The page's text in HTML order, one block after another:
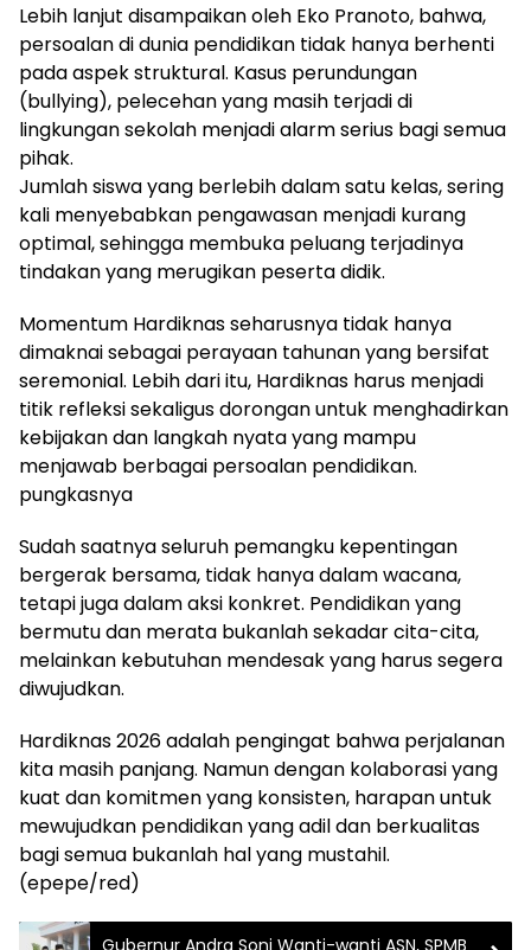
Lebih lanjut disampaikan oleh Eko Pranoto, bahwa,
persoalan di dunia pendidikan tidak hanya berhenti
pada aspek struktural. Kasus perundungan
(bullying), pelecehan yang masih terjadi di
lingkungan sekolah menjadi alarm serius bagi semua
pihak.
Jumlah siswa yang berlebih dalam satu kelas, sering
kali menyebabkan pengawasan menjadi kurang
optimal, sehingga membuka peluang terjadinya
tindakan yang merugikan peserta didik.
Momentum Hardiknas seharusnya tidak hanya
dimaknai sebagai perayaan tahunan yang bersifat
seremonial. Lebih dari itu, Hardiknas harus menjadi
titik refleksi sekaligus dorongan untuk menghadirkan
kebijakan dan langkah nyata yang mampu
menjawab berbagai persoalan pendidikan.
pungkasnya
Sudah saatnya seluruh pemangku kepentingan
bergerak bersama, tidak hanya dalam wacana,
tetapi juga dalam aksi konkret. Pendidikan yang
bermutu dan merata bukanlah sekadar cita-cita,
melainkan kebutuhan mendesak yang harus segera
diwujudkan.
Hardiknas 2026 adalah pengingat bahwa perjalanan
kita masih panjang. Namun dengan kolaborasi yang
kuat dan komitmen yang konsisten, harapan untuk
mewujudkan pendidikan yang adil dan berkualitas
bagi semua bukanlah hal yang mustahil.
(epepe/red)
Gubernur Andra Soni Wanti-wanti ASN, SPMB